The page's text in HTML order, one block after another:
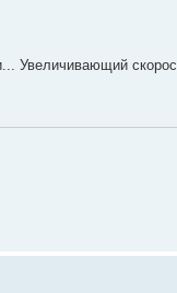
Увеличивающий